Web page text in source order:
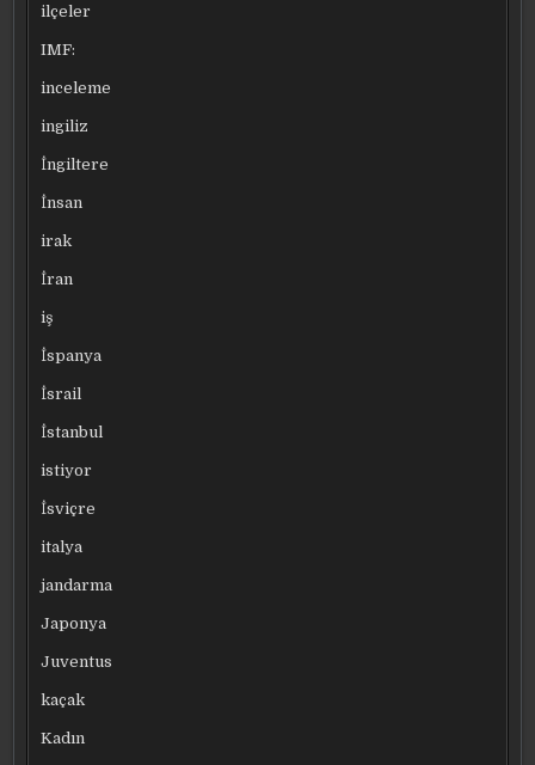
ilçeler
IMF:
inceleme
ingiliz
İngiltere
İnsan
irak
İran
iş
İspanya
İsrail
İstanbul
istiyor
İsviçre
italya
jandarma
Japonya
Juventus
kaçak
Kadın